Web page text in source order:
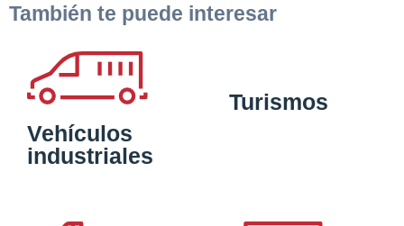
También te puede interesar
Vehículos
industriales
Turismos